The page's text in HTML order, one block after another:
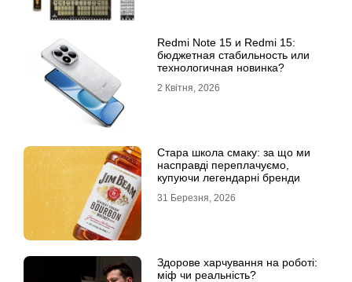
Redmi Note 15 и Redmi 15:
бюджетная стабильность или
технологичная новинка?
2 Квітня, 2026
Стара школа смаку: за що ми
насправді переплачуємо,
купуючи легендарні бренди
31 Березня, 2026
Здорове харчування на роботі:
міф чи реальність?